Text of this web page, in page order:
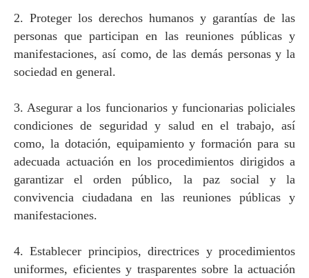
2. Proteger los derechos humanos y garantías de las
personas que participan en las reuniones públicas y
manifestaciones, así como, de las demás personas y la
sociedad en general.
3. Asegurar a los funcionarios y funcionarias policiales
condiciones de seguridad y salud en el trabajo, así
como, la dotación, equipamiento y formación para su
adecuada actuación en los procedimientos dirigidos a
garantizar el orden público, la paz social y la
convivencia ciudadana en las reuniones públicas y
manifestaciones.
4. Establecer principios, directrices y procedimientos
uniformes, eficientes y trasparentes sobre la actuación